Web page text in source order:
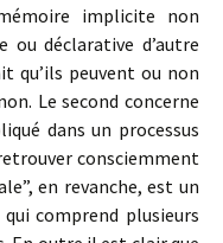
implicite non
ou déclarative d’autre
qu’ils peuvent ou non
Le second concerne
dans un processus
consciemment
en revanche, est un
comprend plusieurs